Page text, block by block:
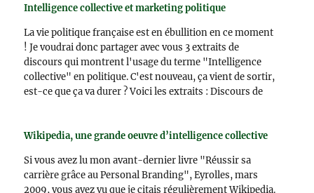
Intelligence collective et marketing politique
La vie politique française est en ébullition en ce moment
! Je voudrai donc partager avec vous 3 extraits de
discours qui montrent l'usage du terme "Intelligence
collective" en politique. C'est nouveau, ça vient de sortir,
est-ce que ça va durer ? Voici les extraits : Discours de
Wikipedia, une grande oeuvre d’intelligence collective
Si vous avez lu mon avant-dernier livre "Réussir sa
carrière grâce au Personal Branding", Eyrolles, mars
2009, vous avez vu que je citais régulièrement Wikipedia.